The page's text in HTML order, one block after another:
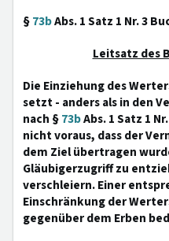
§73bAbs. 1 Satz 1 Nr. 3
Leitsatz des
Die Einziehung des
setzt - anders als in den
nach §73bAbs. 1 Satz 1
nicht voraus, dass der
dem Ziel übertragen
Gläubigerzugriff zu
verschleiern. Einer
Einschränkung der
gegenüber dem Erben